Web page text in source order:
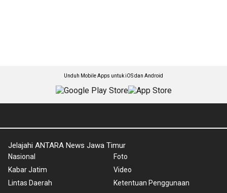
Unduh Mobile Apps untuk iOS dan Android
Jelajahi ANTARA News Jawa Timur
Nasional
Kabar Jatim
Lintas Daerah
Foto
Video
Ketentuan Penggunaan